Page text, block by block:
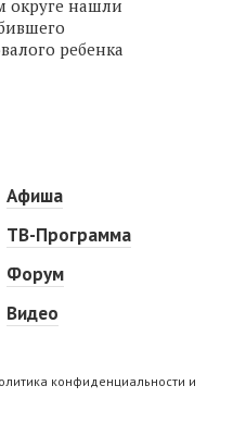
округе нашли
ребенка
Афиша
ТВ-Программа
Форум
Видео
конфиденциальности и